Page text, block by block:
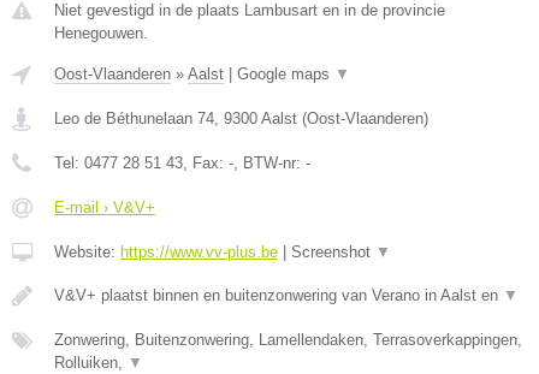
Niet gevestigd in de plaats Lambusart en in de provincie
Henegouwen.
Oost-Vlaanderen » Aalst Google maps ▼
Leo de Béthunelaan 74, 9300 Aalst (Oost-Vlaanderen)
Tel: 0477 28 51 43, Fax: -, BTW-nr: -
E-mail › V&V+
Website: https://www.vv-plus.be Screenshot ▼
V&V+ plaatst binnen en buitenzonwering van Verano in Aalst en ▼
Zonwering, Buitenzonwering, Lamellendaken, Terrasoverkappingen,
Rolluiken, ▼